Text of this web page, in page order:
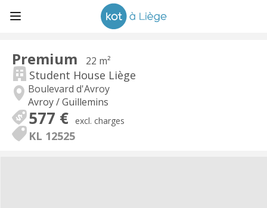
Premium 22 m²
Student House Liège
Boulevard d'Avroy
Avroy / Guillemins
577 € excl. charges
KL 12525